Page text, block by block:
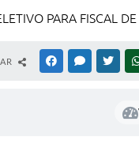
PARA FISCAL
FACEBOOKMESSENGER